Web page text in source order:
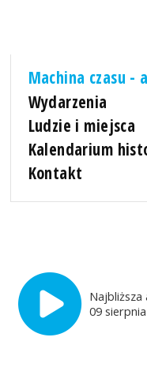
Machina czasu -
Wydarzenia
Ludzie i miejsca
Kalendarium
Kontakt
Najbliższa
09